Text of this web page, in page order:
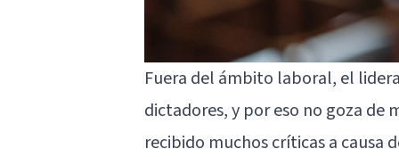
Fuera del ámbito laboral, el
dictadores, y por eso no goza de
recibido muchos críticas a causa